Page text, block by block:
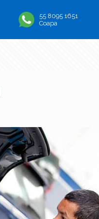
55 8095 1651
Coapa